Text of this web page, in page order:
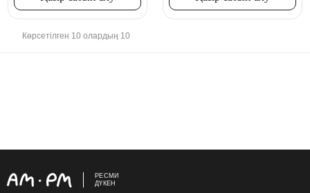
Көрсетілген 10 олардың 10
РЕСМИ
ДҮКЕН